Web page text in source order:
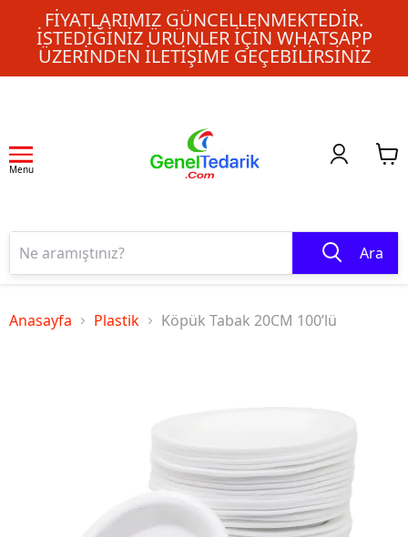
FIYATLARIMIZ GÜNCELLENMEKTEDIR.
İSTEDIĞINIZ ÜRÜNLER IÇIN WHATSAPP
ÜZERINDEN ILETIŞIME GEÇEBILIRSINIZ
Menu
Ara
Anasayfa Plastik Köpük Tabak 20CM 100’lü